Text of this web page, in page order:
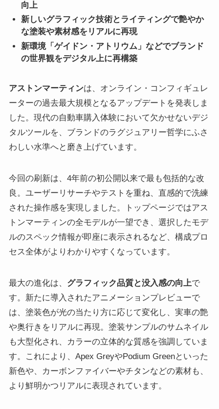
向上
新しいグラフィック技術とライティングで艶やか
な塗装や素材感をリアルに再現
新環境「ゲイドン・アトリウム」などでブランド
の世界観をデジタル上に再構築
アストンマーティンは、オンライン・コンフィギュレ
ーターの過去最大規模となるアップデートを発表しま
した。現代の自動車購入体験において欠かせないデジ
タルツールを、ブランドのラグジュアリー哲学にふさ
わしい水準へと磨き上げています。
今回の刷新は、4年前の初公開以来で最も包括的な改
良。ユーザーリサーチやテストを重ね、直感的で洗練
された操作感を実現しました。トップページではアス
トンマーティンの全モデルが一望でき、選択したモデ
ルのスペック情報が即座に表示されるなど、構成プロ
セス全体がよりわかりやすくなっています。
最大の進化は、 グラフィック品質と没入感の向上で
す。新たに導入されたアニメーションプレビューで
は、塗装色が光の当たり方に応じて変化し、実車の艶
や奥行きをリアルに再現。塗装サンプルのサムネイル
も大型化され、カラーの立体的な質感を強調していま
す。これにより、Apex GreyやPodium Greenといった
新色や、カーボンファイバーやチタンなどの素材も、
より鮮明かつリアルに表現されています。